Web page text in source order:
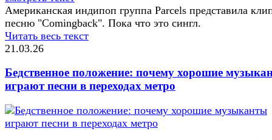
Американская индипоп группа Parcels представила
песню "Comingback". Пока что это сингл.
Читать весь текст
21.03.26
Бедственное положение: почему хорошие
играют песни в переходах метро